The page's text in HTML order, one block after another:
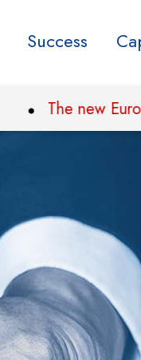
Success
The new